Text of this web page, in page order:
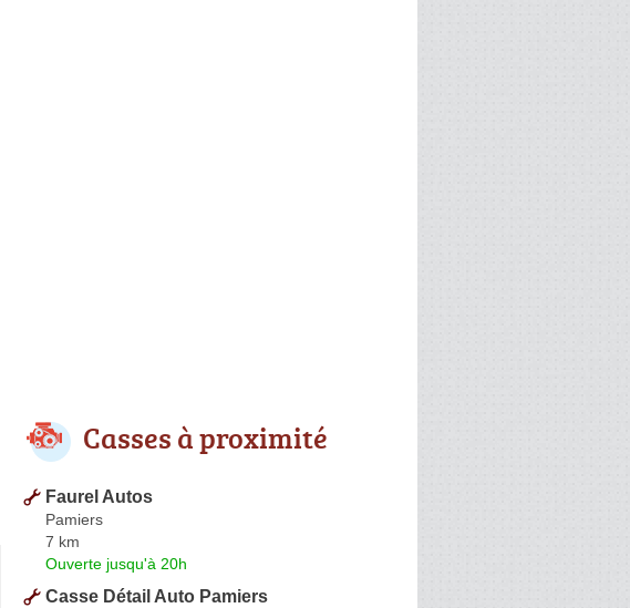
Casses à proximité
Faurel Autos
Pamiers
7 km
Ouverte jusqu'à 20h
Casse Détail Auto Pamiers